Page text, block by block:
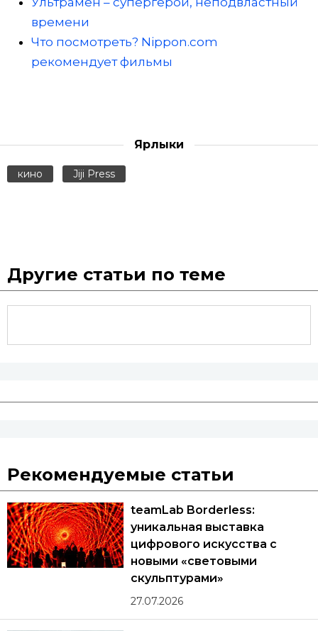
времени
Что посмотреть? Nippon.com
рекомендует фильмы
Ярлыки
кино Jiji Press
Другие статьи по теме
Рекомендуемые статьи
teamLab Borderless:
уникальная выставка
цифрового искусства с
новыми «световыми
скульптурами»
27.07.2026